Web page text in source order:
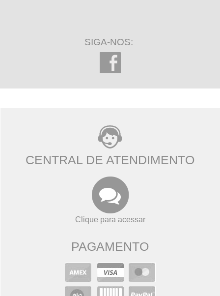
SIGA-NOS:
CENTRAL DE ATENDIMENTO
Clique para acessar
PAGAMENTO